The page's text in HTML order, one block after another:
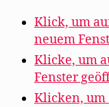
Klick, um
neuem
Klicke, um
Fenster
Klicken, um